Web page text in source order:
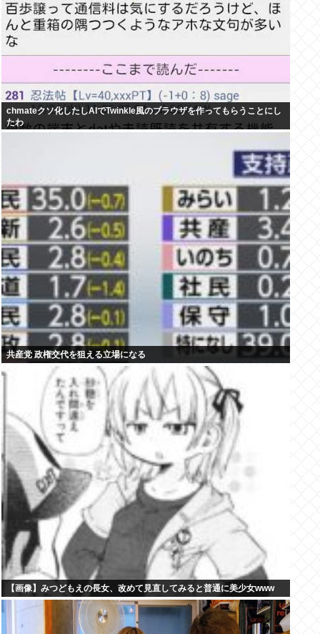
chmateクソ化したしAIでTwinkle風のブラウザを作ってもらうことにし
たわ
共産党 政権交代を狙える立場になる
【画像】みつどもえの長女、改めて見直してみると普通に美少女www